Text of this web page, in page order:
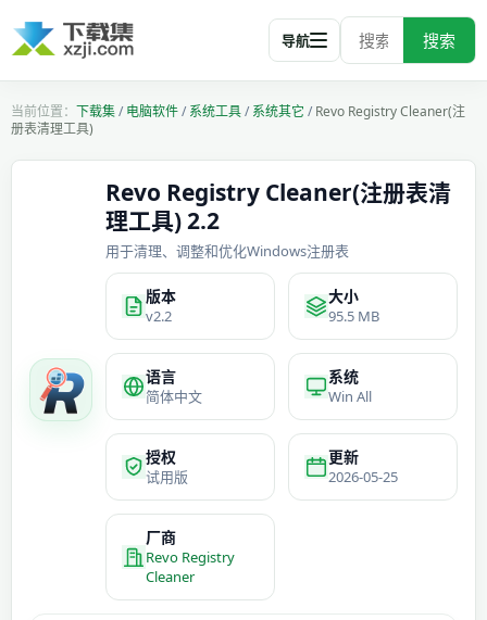
搜索
导航
下载集/电脑软件/系统工具/系统其它 /Revo Registry Cleaner(注
册表清理工具)
Revo Registry Cleaner(注册表清
理工具) 2.2
用于清理、调整和优化Windows注册表
版本
v2.2
大小
95.5 MB
语言
简体中文
系统
Win All
授权
试用版
更新
2026-05-25
厂商
Revo Registry
Cleaner